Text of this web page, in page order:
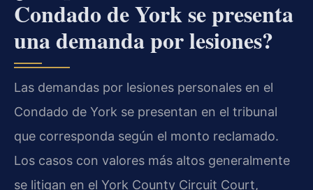
Condado de York se presenta
una demanda por lesiones?
Las demandas por lesiones personales en el
Condado de York se presentan en el tribunal
que corresponda según el monto reclamado.
Los casos con valores más altos generalmente
se litigan en el York County Circuit Court,